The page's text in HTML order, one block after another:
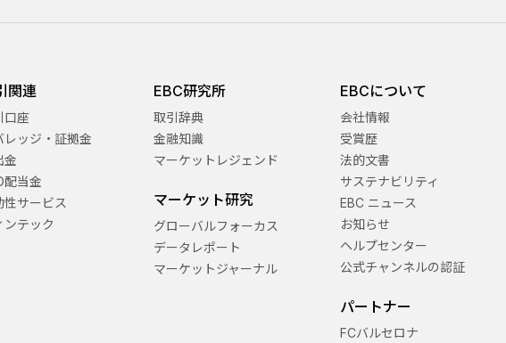
関連
口座
レッジ・証拠金
金
配当金
性サービス
ンテック
EBC研究所
取引辞典
金融知識
マーケットレジェンド
マーケット研究
グローバルフォーカス
データレポート
マーケットジャーナル
EBCについて
会社情報
受賞歴
法的文書
サステナビリティ
EBC ニュース
お知らせ
ヘルプセンター
公式チャンネルの認証
パートナー
FCバルセロナ